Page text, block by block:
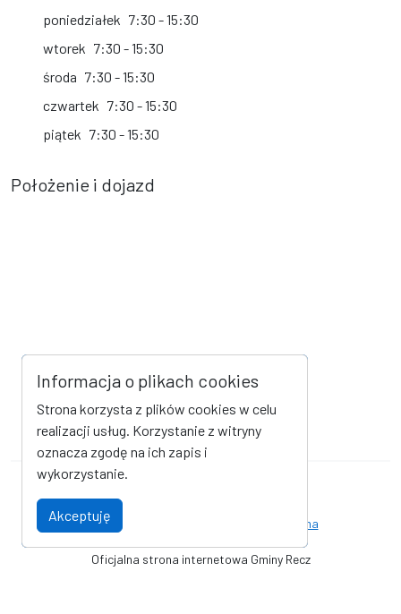
poniedziałek 7:30 - 15:30
wtorek 7:30 - 15:30
środa 7:30 - 15:30
czwartek 7:30 - 15:30
piątek 7:30 - 15:30
Położenie i dojazd
Oficjalna strona internetowa Gminy Recz
Deklaracja dostępności Strona archiwalna
Informacja o plikach cookies
Strona korzysta z plików cookies w celu
realizacji usług. Korzystanie z witryny
oznacza zgodę na ich zapis i
wykorzystanie.
Akceptuję